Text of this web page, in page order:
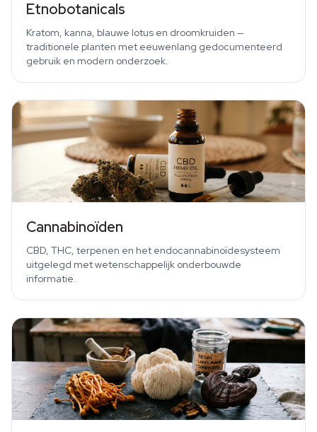
Etnobotanicals
Kratom, kanna, blauwe lotus en droomkruiden —
traditionele planten met eeuwenlang gedocumenteerd
gebruik en modern onderzoek.
Cannabinoïden
CBD, THC, terpenen en het endocannabinoïdesysteem
uitgelegd met wetenschappelijk onderbouwde
informatie.